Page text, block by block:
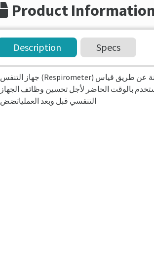
Product Information
Description Specs
جهاز التنفس (Respirometer) هو جهاز يستخدم لقياس معدل التنفس وزمن وحجم ومدة الحفاظ على هواء الشهيق بالرئتين للإنسان لأطول فترة ممكنة عن طريق قياس
بالوقت الحاضر لأجل تحسين وظائف الجهاز
التنفسي قبل وبعد العملياتضض